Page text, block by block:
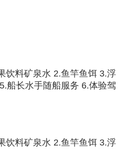
饮料矿泉水 2.鱼竿鱼饵 3.浮
船长水手随船服务 6.体验驾
饮料矿泉水 2.鱼竿鱼饵 3.浮